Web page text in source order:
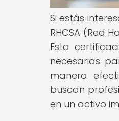
Si estás
RHCSA (Red
Esta
necesarias
manera
buscan
en un activo